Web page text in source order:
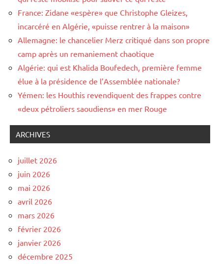
France: Zidane «espère» que Christophe Gleizes,
incarcéré en Algérie, «puisse rentrer à la maison»
Allemagne: le chancelier Merz critiqué dans son propre
camp après un remaniement chaotique
Algérie: qui est Khalida Boufedech, première femme
élue à la présidence de l’Assemblée nationale?
Yémen: les Houthis revendiquent des frappes contre
«deux pétroliers saoudiens» en mer Rouge
ARCHIVES
juillet 2026
juin 2026
mai 2026
avril 2026
mars 2026
février 2026
janvier 2026
décembre 2025